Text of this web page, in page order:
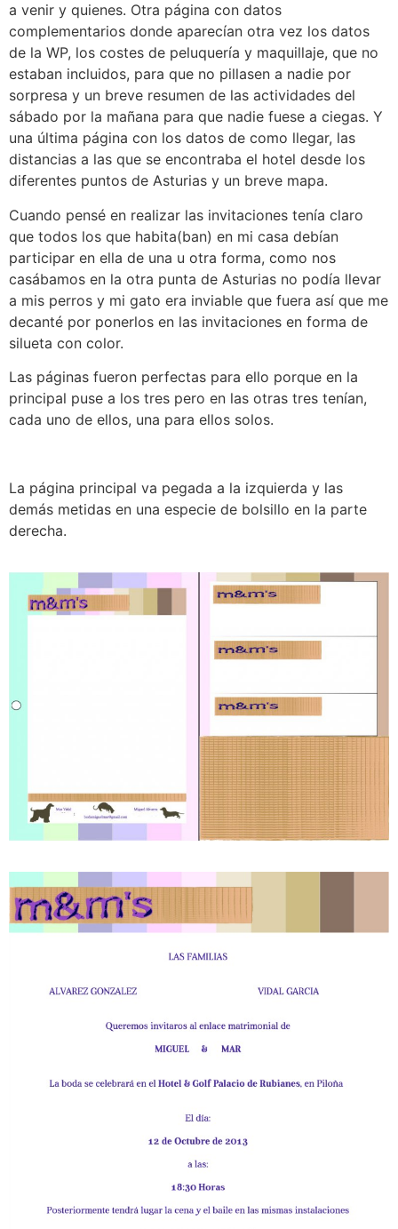
a venir y quienes. Otra página con datos
complementarios donde aparecían otra vez los datos
de la WP, los costes de peluquería y maquillaje, que no
estaban incluidos, para que no pillasen a nadie por
sorpresa y un breve resumen de las actividades del
sábado por la mañana para que nadie fuese a ciegas. Y
una última página con los datos de como llegar, las
distancias a las que se encontraba el hotel desde los
diferentes puntos de Asturias y un breve mapa.
Cuando pensé en realizar las invitaciones tenía claro
que todos los que habita(ban) en mi casa debían
participar en ella de una u otra forma, como nos
casábamos en la otra punta de Asturias no podía llevar
a mis perros y mi gato era inviable que fuera así que me
decanté por ponerlos en las invitaciones en forma de
silueta con color.
Las páginas fueron perfectas para ello porque en la
principal puse a los tres pero en las otras tres tenían,
cada uno de ellos, una para ellos solos.
La página principal va pegada a la izquierda y las
demás metidas en una especie de bolsillo en la parte
derecha.